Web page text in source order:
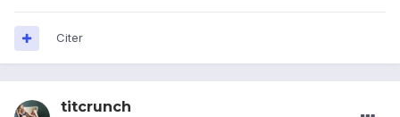
Citer
titcrunch